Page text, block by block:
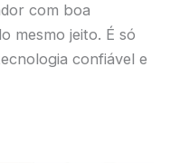
com boa
mesmo jeito. É só
confiável e